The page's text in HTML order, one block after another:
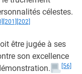
célestes.
[201] [202]
être jugée à ses
son excellence
[56]